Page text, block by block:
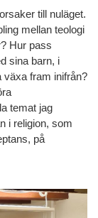
till nuläget.
mellan teologi
Hur pass
sina barn, i
växa fram inifrån?
temat jag
i religion, som
på